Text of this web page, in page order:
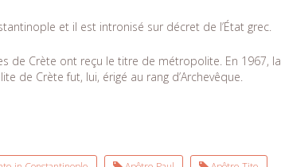
et il est intronisé sur décret de l’État grec.
de Crète ont reçu le titre de métropolite. En 1967, la
de Crète fut, lui, érigé au rang d’Archevêque.